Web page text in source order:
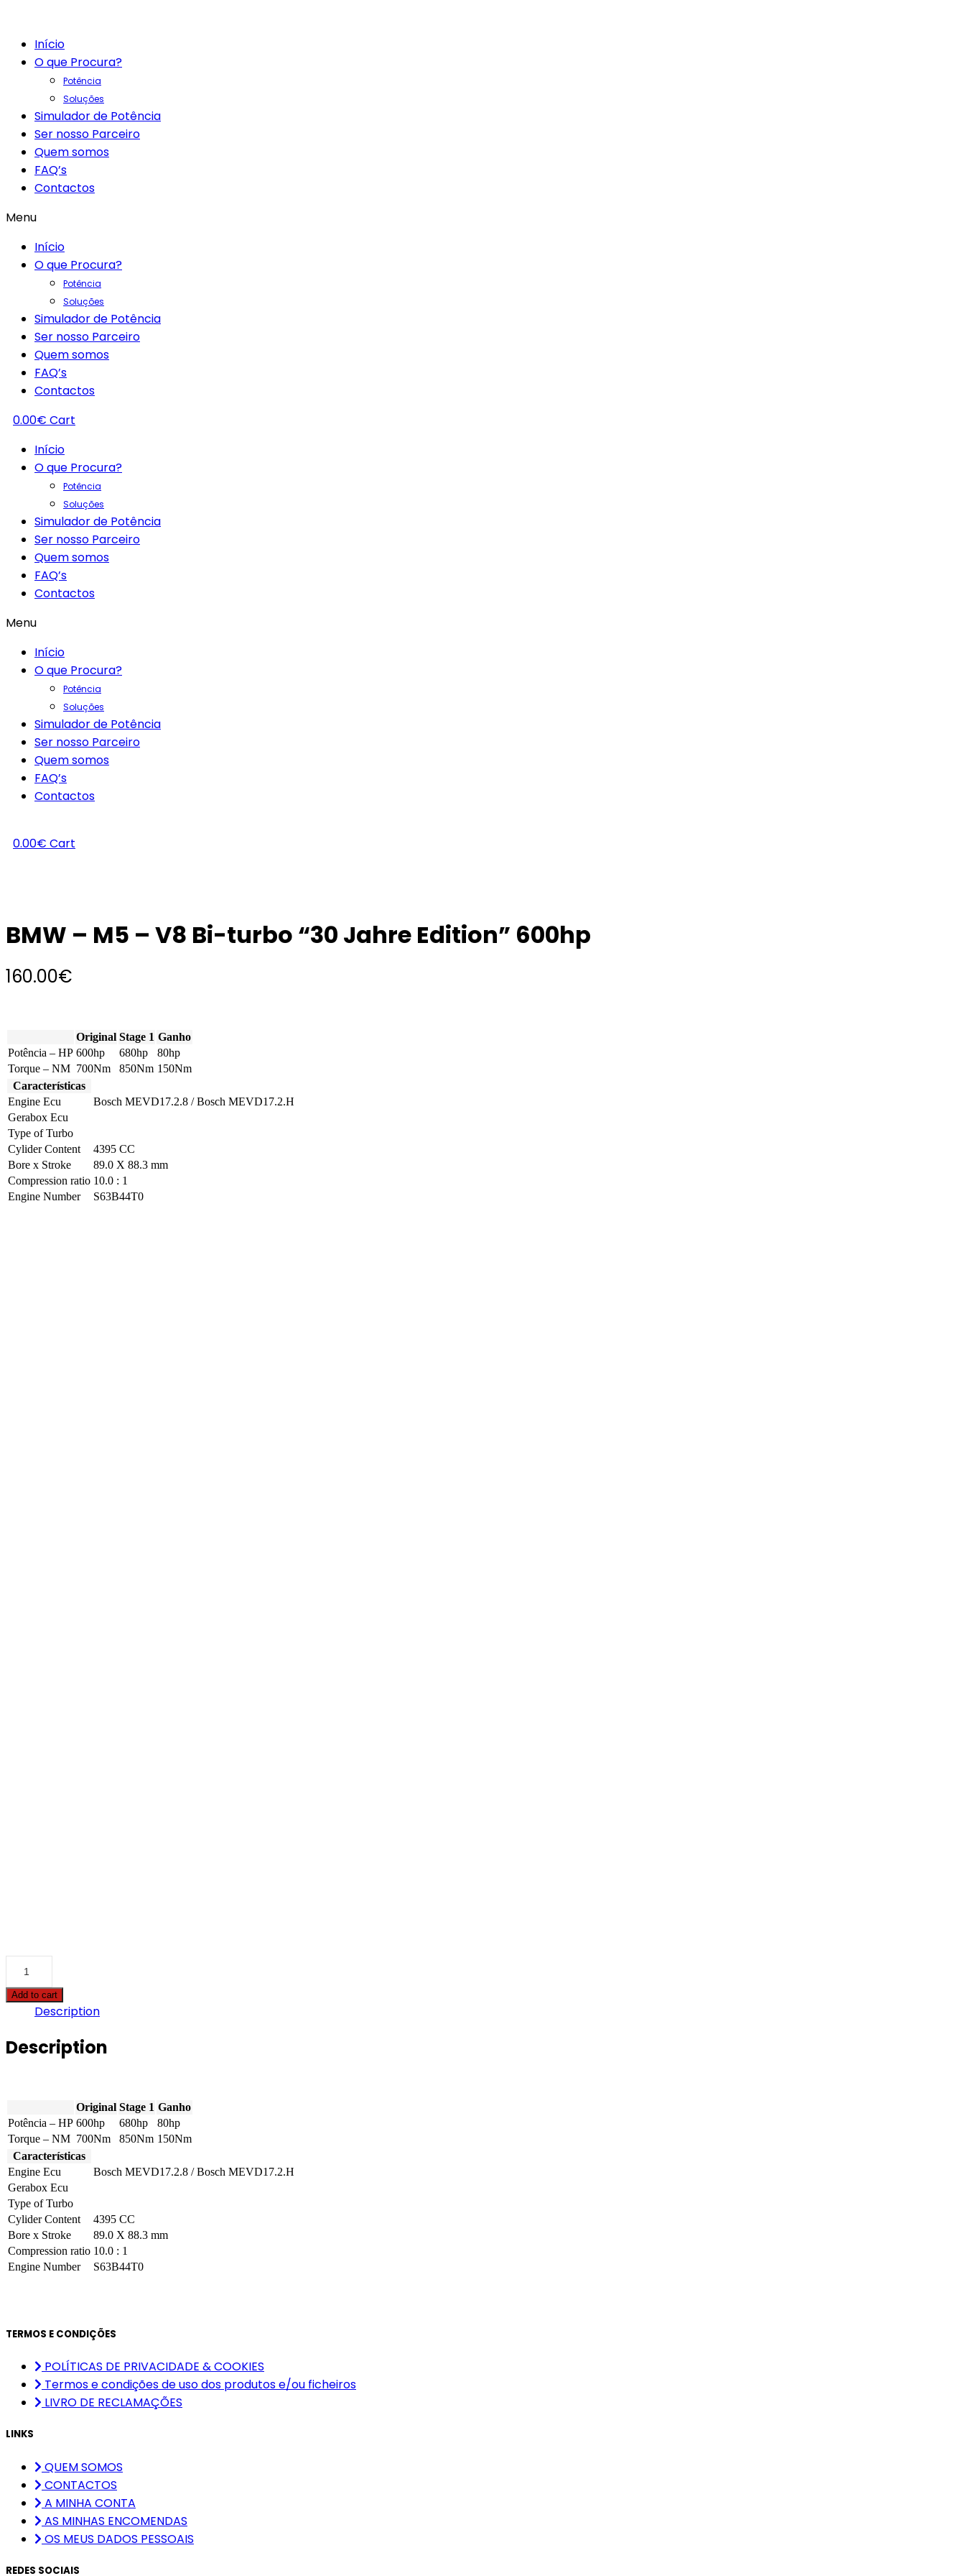
Início
O que Procura?
Potência
Soluções
Simulador de Potência
Ser nosso Parceiro
Quem somos
FAQ’s
Contactos
Menu
Início
O que Procura?
Potência
Soluções
Simulador de Potência
Ser nosso Parceiro
Quem somos
FAQ’s
Contactos
0.00€ Cart
Início
O que Procura?
Potência
Soluções
Simulador de Potência
Ser nosso Parceiro
Quem somos
FAQ’s
Contactos
Menu
Início
O que Procura?
Potência
Soluções
Simulador de Potência
Ser nosso Parceiro
Quem somos
FAQ’s
Contactos
0.00€ Cart
BMW – M5 – V8 Bi-turbo “30 Jahre Edition” 600hp
160.00€
Original Stage 1 Ganho
Potência – HP 600hp 680hp
80hp
Torque – NM 700Nm 850Nm 150Nm
Características
Engine Ecu
Bosch MEVD17.2.8 / Bosch MEVD17.2.H
Gerabox Ecu
Type of Turbo
Cylider Content
4395 CC
Bore x Stroke
89.0 X 88.3 mm
Compression ratio 10.0 : 1
Engine Number
S63B44T0
M5
-
turbo
"30
Add to cart
Description
Description
Original Stage 1 Ganho
Potência – HP 600hp 680hp
80hp
Torque – NM 700Nm 850Nm 150Nm
Características
Engine Ecu
Bosch MEVD17.2.8 / Bosch MEVD17.2.H
Gerabox Ecu
Type of Turbo
Cylider Content
4395 CC
Bore x Stroke
89.0 X 88.3 mm
Compression ratio 10.0 : 1
Engine Number
S63B44T0
TERMOS E CONDIÇÕES
POLÍTICAS DE PRIVACIDADE & COOKIES
Termos e condições de uso dos produtos e/ou ficheiros
LIVRO DE RECLAMAÇÕES
LINKS
QUEM SOMOS
CONTACTOS
A MINHA CONTA
AS MINHAS ENCOMENDAS
OS MEUS DADOS PESSOAIS
REDES SOCIAIS